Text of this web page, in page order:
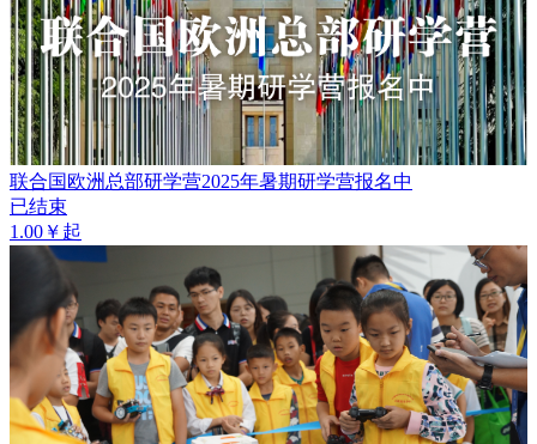
联合国欧洲总部研学营2025年暑期研学营报名中
已结束
1.00￥起